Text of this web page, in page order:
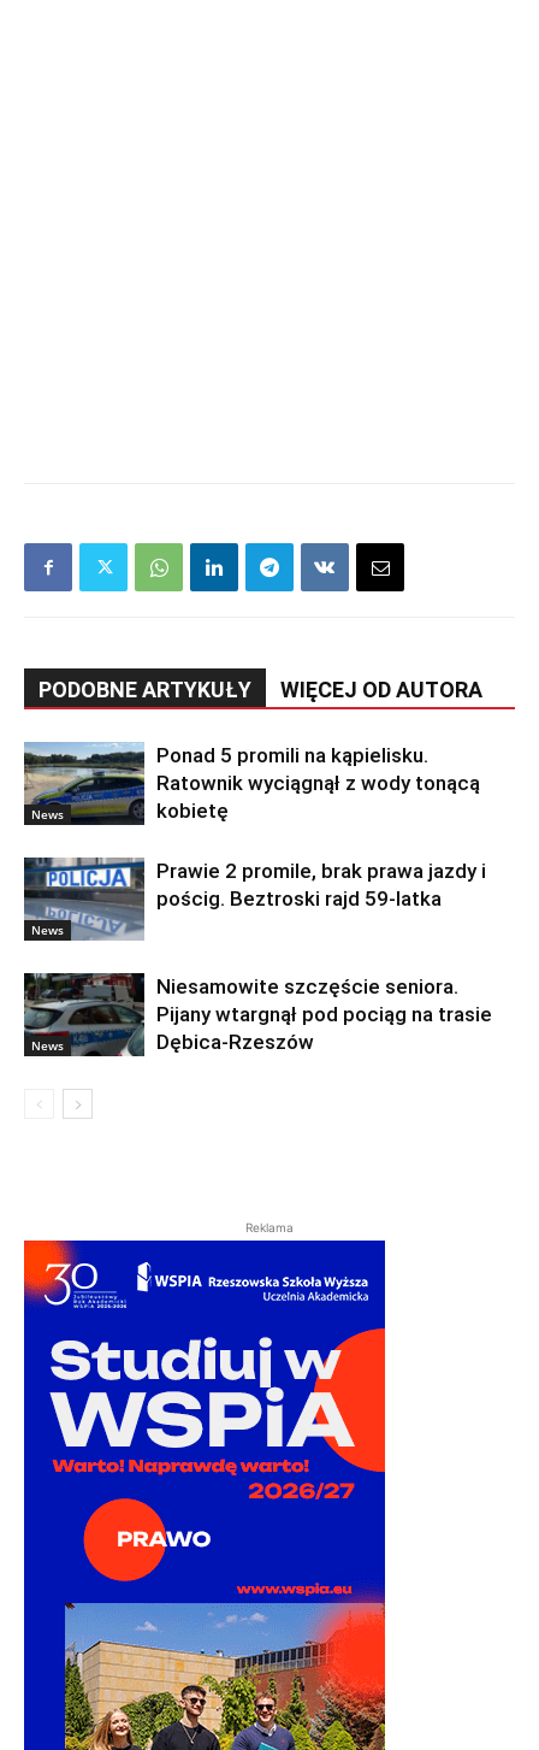
PODOBNE ARTYKUŁY WIĘCEJ OD AUTORA
News
Ponad 5 promili na kąpielisku.
Ratownik wyciągnął z wody tonącą
kobietę
News
Prawie 2 promile, brak prawa jazdy i
pościg. Beztroski rajd 59-latka
News
Niesamowite szczęście seniora.
Pijany wtargnął pod pociąg na trasie
Dębica-Rzeszów
Reklama